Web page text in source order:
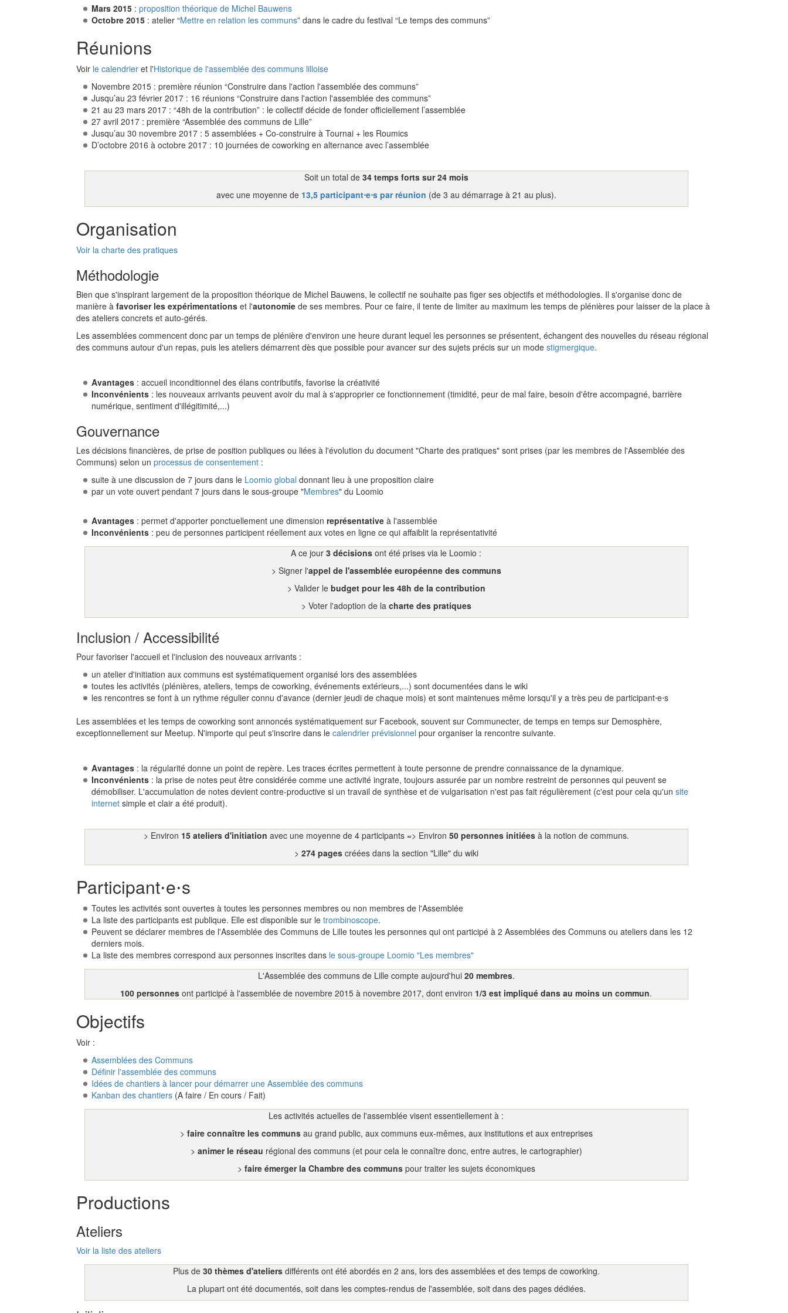
Mars 2015: proposition théorique de Michel Bauwens
Octobre 2015: atelier “Mettre en relation les communs” dans le cadre du festival “Le temps des communs”
Réunions
Voir le calendrier et l'Historique de l'assemblée des communs lilloise
Novembre 2015 : première réunion “Construire dans l'action l'assemblée des communs”
Jusqu’au 23 février 2017 : 16 réunions “Construire dans l'action l'assemblée des communs”
21 au 23 mars 2017 : “48h de la contribution” : le collectif décide de fonder officiellement l’assemblée
27 avril 2017 : première “Assemblée des communs de Lille”
Jusqu’au 30 novembre 2017 : 5 assemblées + Co-construire à Tournai + les Roumics
D’octobre 2016 à octobre 2017 : 10 journées de coworking en alternance avec l’assemblée
Soit un total de 34 temps forts sur 24 mois
avec une moyenne de 13,5 participant⋅e⋅s par réunion (de 3 au démarrage à 21 au plus).
Organisation
Voir la charte des pratiques
Méthodologie
Bien que s'inspirant largement de la proposition théorique de Michel Bauwens, le collectif ne souhaite pas figer ses objectifs et méthodologies. Il s'organise donc de
manière à favoriser les expérimentations et l'autonomie de ses membres. Pour ce faire, il tente de limiter au maximum les temps de plénières pour laisser de la place à
des ateliers concrets et auto-gérés.
Les assemblées commencent donc par un temps de plénière d'environ une heure durant lequel les personnes se présentent, échangent des nouvelles du réseau régional
des communs autour d'un repas, puis les ateliers démarrent dès que possible pour avancer sur des sujets précis sur un mode stigmergique.
Avantages: accueil inconditionnel des élans contributifs, favorise la créativité
Inconvénients: les nouveaux arrivants peuvent avoir du mal à s'approprier ce fonctionnement (timidité, peur de mal faire, besoin d'être accompagné, barrière
numérique, sentiment d'illégitimité,...)
Gouvernance
Les décisions financières, de prise de position publiques ou liées à l'évolution du document "Charte des pratiques" sont prises (par les membres de l'Assemblée des
Communs) selon un processus de consentement :
suite à une discussion de 7 jours dans le Loomio global donnant lieu à une proposition claire
par un vote ouvert pendant 7 jours dans le sous-groupe "Membres" du Loomio
Avantages: permet d'apporter ponctuellement une dimension représentativeà l'assemblée
Inconvénients: peu de personnes participent réellement aux votes en ligne ce qui affaiblit la représentativité
A ce jour3 décisions ont été prises via le Loomio :
> Signer l'appel de l'assemblée européenne des communs
> Valider le budget pour les 48h de la contribution
> Voter l'adoption de la charte des pratiques
Inclusion / Accessibilité
Pour favoriser l'accueil et l'inclusion des nouveaux arrivants :
un atelier d'initiation aux communs est systématiquement organisé lors des assemblées
toutes les activités (plénières, ateliers, temps de coworking, événements extérieurs,...) sont documentées dans le wiki
les rencontres se font à un rythme régulier connu d'avance (dernier jeudi de chaque mois) et sont maintenues même lorsqu'il y a très peu de participant⋅e⋅s
Les assemblées et les temps de coworking sont annoncés systématiquement sur Facebook, souvent sur Communecter, de temps en temps sur Demosphère,
exceptionnellement sur Meetup. N'importe qui peut s'inscrire dans le calendrier prévisionnel pour organiser la rencontre suivante.
Avantages: la régularité donne un point de repère. Les traces écrites permettent à toute personne de prendre connaissance de la dynamique.
Inconvénients: la prise de notes peut être considérée comme une activité ingrate, toujours assurée par un nombre restreint de personnes qui peuvent se
démobiliser. L'accumulation de notes devient contre-productive si un travail de synthèse et de vulgarisation n'est pas fait régulièrement (c'est pour cela qu'un site
internetsimple et clair a été produit).
> Environ 15 ateliers d'initiation avec une moyenne de 4 participants => Environ 50 personnes initiéesà la notion de communs.
> 274 pagescréées dans la section "Lille" du wiki
Participant⋅e⋅s
Toutes les activités sont ouvertes à toutes les personnes membres ou non membres de l'Assemblée
La liste des participants est publique. Elle est disponible sur le trombinoscope.
Peuvent se déclarer membres de l'Assemblée des Communs de Lille toutes les personnes qui ont participé à 2 Assemblées des Communs ou ateliers dans les 12
derniers mois.
La liste des membres correspond aux personnes inscrites dans le sous-groupe Loomio "Les membres"
L'Assemblée des communs de Lille compte aujourd'hui 20 membres.
100 personnes ont participé à l'assemblée de novembre 2015 à novembre 2017, dont environ 1/3 est impliqué dans au moins un commun.
Objectifs
Voir :
Assemblées des Communs
Définir l'assemblée des communs
Idées de chantiers à lancer pour démarrer une Assemblée des communs
Kanban des chantiers(A faire / En cours / Fait)
Les activités actuelles de l'assemblée visent essentiellement à :
> faire connaître les communsau grand public, aux communs eux-mêmes, aux institutions et aux entreprises
> animer le réseau régional des communs (et pour cela le connaître donc, entre autres, le cartographier)
> faire émerger la Chambre des communspour traiter les sujets économiques
Productions
Ateliers
Voir la liste des ateliers
Plus de 30 thèmes d'ateliersdifférents ont été abordés en 2 ans, lors des assemblées et des temps de coworking.
La plupart ont été documentés, soit dans les comptes-rendus de l'assemblée, soit dans des pages dédiées.